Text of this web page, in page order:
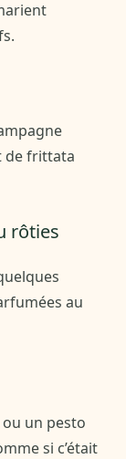
de frittata
rôties
au
ou un pesto
si c’était